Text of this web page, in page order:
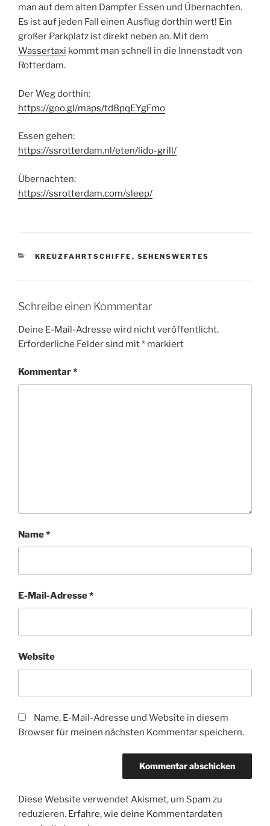
man auf dem alten Dampfer Essen und Übernachten.
Es ist auf jeden Fall einen Ausflug dorthin wert! Ein
großer Parkplatz ist direkt neben an. Mit dem
Wassertaxi kommt man schnell in die Innenstadt von
Rotterdam.
Der Weg dorthin:
https://goo.gl/maps/td8pqEYgFmo
Essen gehen:
https://ssrotterdam.nl/eten/lido-grill/
Übernachten:
https://ssrotterdam.com/sleep/
KATEGORIEN
KREUZFAHRTSCHIFFE , SEHENSWERTES
Schreibe einen Kommentar
Deine E-Mail-Adresse wird nicht veröffentlicht.
Erforderliche Felder sind mit* markiert
Kommentar*
Name*
E-Mail-Adresse*
Website
Name, E-Mail-Adresse und Website in diesem
Browser für meinen nächsten Kommentar speichern.
Diese Website verwendet Akismet, um Spam zu
reduzieren. Erfahre, wie deine Kommentardaten